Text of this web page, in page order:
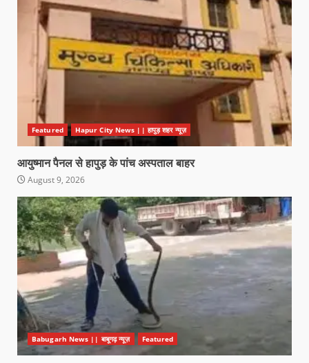
Featured Hapur City News || हापुड़ शहर न्यूज़
आयुष्मान पैनल से हापुड़ के पांच अस्पताल बाहर
August 9, 2026
Babugarh News || बाबूगढ़ न्यूज़ Featured